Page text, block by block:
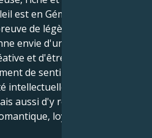
est en Gémeaux, qui aime
de légèreté. Mais votre
envie d'un monde de
et d'être adoré. Cela
de sentir et de
de la
aussi d'y répondre d'une
loyale et